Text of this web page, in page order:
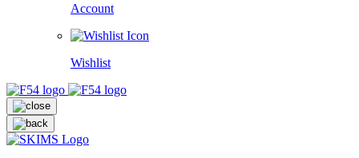
Account
Wishlist